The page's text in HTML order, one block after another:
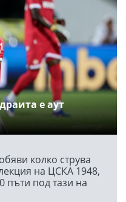
е аут
колко струва
на ЦСКА 1948,
пъти под тази на